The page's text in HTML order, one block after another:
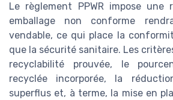
Le règlement PPWR impose
emballage non conforme
vendable, ce qui place la
que la sécurité sanitaire. Les
recyclabilité prouvée, le
recyclée incorporée, la
superflus et, à terme, la mise en